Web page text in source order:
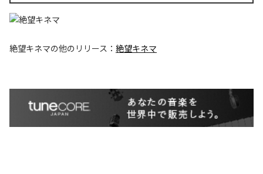
絶望キネマの他のリリース： 絶望キネマ